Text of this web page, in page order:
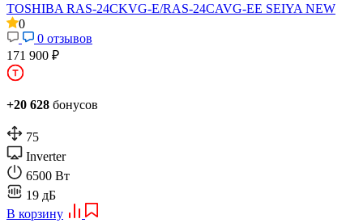
TOSHIBA RAS-24CKVG-E/RAS-24CAVG-EE SEIYA NEW
0
0 отзывов
171 900 ₽
+20 628 бонусов
75
Inverter
6500 Вт
19 дБ
В корзину